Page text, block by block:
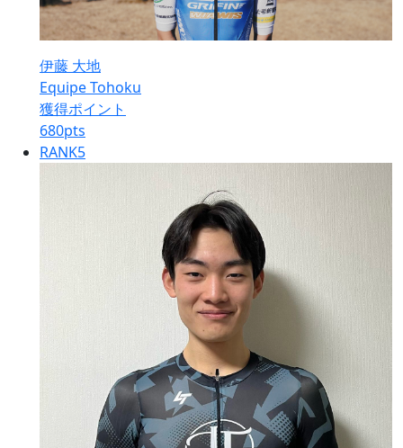
伊藤 大地
Equipe Tohoku
獲得ポイント
680pts
RANK5